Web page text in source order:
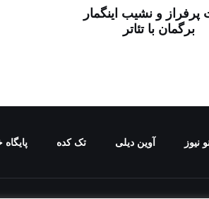
و نشیب اینگمار
برگمان با تئاتر
نیوز آوین دیلی تک کده